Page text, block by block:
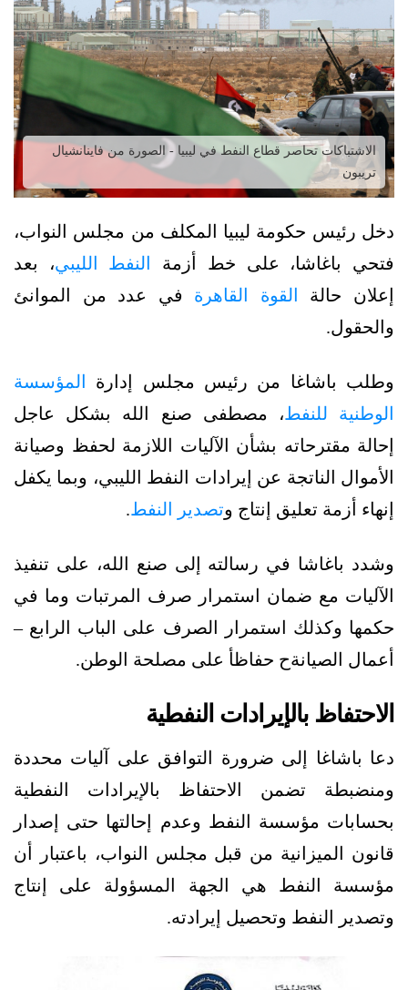
الاشتباكات تحاصر قطاع النفط في ليبيا - الصورة من فاينانشيال
تريبون
دخل رئيس حكومة ليبيا المكلف من مجلس النواب،
فتحي باغاشا، على خط أزمة
النفط الليبي، بعد
إعلان حالة القوة القاهرة في عدد من الموانئ
والحقول.
وطلب باشاغا من رئيس مجلس إدارة المؤسسة
الوطنية للنفط، مصطفى صنع الله بشكل عاجل
إحالة مقترحاته بشأن الآليات اللازمة لحفظ وصيانة
الأموال الناتجة عن إيرادات النفط الليبي، وبما يكفل
إنهاء أزمة تعليق إنتاج وتصدير النفط.
وشدد باغاشا في رسالته إلى صنع الله، على تنفيذ
الآليات مع ضمان استمرار صرف المرتبات وما في
حكمها وكذلك استمرار الصرف على الباب الرابع –
أعمال الصيانةح حفاظأ على مصلحة الوطن.
الاحتفاظ بالإيرادات النفطية
دعا باشاغا إلى ضرورة التوافق على آليات محددة
ومنضبطة تضمن الاحتفاظ بالإيرادات النفطية
بحسابات مؤسسة النفط وعدم إحالتها حتى إصدار
قانون الميزانية من قبل مجلس النواب، باعتبار أن
مؤسسة النفط هي الجهة المسؤولة على إنتاج
وتصدير النفط وتحصيل إيرادته.